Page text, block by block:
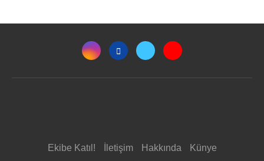
Ekibe Katıl! İletişim Hakkında Künye